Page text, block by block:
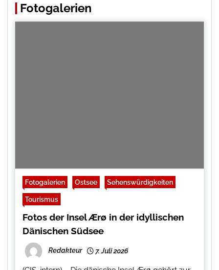
Fotogalerien
Fotogalerien Ostsee Sehenswürdigkeiten
Tourismus
Fotos der Insel Ærø in der idyllischen
Dänischen Südsee
Redakteur 7. Juli 2026